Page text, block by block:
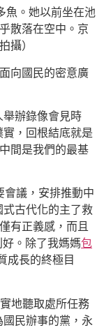
。她以前坐在池
散落在空中。京
攝）
向國民的密意廣
辦錄像會見時
，回根結底就是
間是我們的最基
議，安排推動中
式古代化的主了救
有正義感，而且
。除了我媽媽包
成長的終極目
地聽取處所任務
民辦事的黨，永